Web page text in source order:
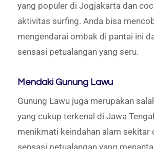
yang populer di Jogjakarta dan
aktivitas surfing. Anda bisa
mengendarai ombak di pantai ini
sensasi petualangan yang seru.
Mendaki Gunung Lawu
Gunung Lawu juga merupakan
yang cukup terkenal di Jawa
menikmati keindahan alam sekitar
sensasi petualangan yang